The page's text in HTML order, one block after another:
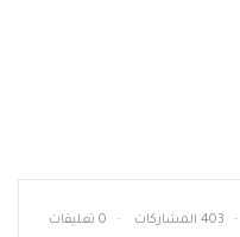
403 المشاركات 0 تعليقات